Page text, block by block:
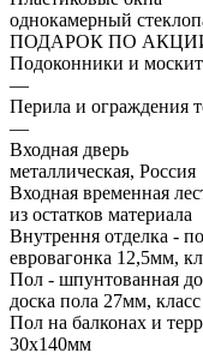
однокамерный
ПОДАРОК ПО
Подоконники и
—
Перила и ограждения
—
Входная дверь
металлическая, Россия
Входная временная
из остатков материала
Внутрення отделка -
евровагонка 12,5мм,
Пол - шпунтованная
доска пола 27мм,
Пол на балконах и
30x140мм